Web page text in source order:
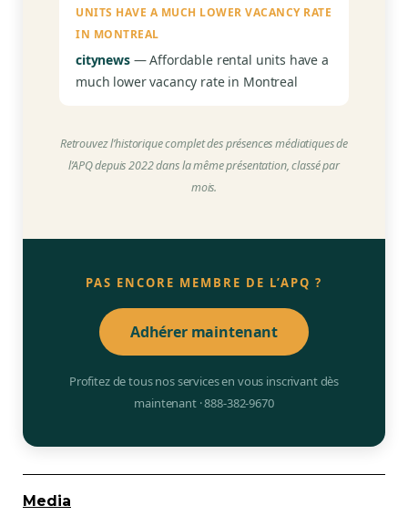
UNITS HAVE A MUCH LOWER VACANCY RATE
IN MONTREAL
citynews— Affordable rental units have a
much lower vacancy rate in Montreal
Retrouvez l’historique complet des présences médiatiques de
l’APQ depuis 2022 dans la même présentation, classé par
mois.
PAS ENCORE MEMBRE DE L’APQ ?
Adhérer maintenant
Profitez de tous nos services en vous inscrivant dès
maintenant · 888-382-9670
Media